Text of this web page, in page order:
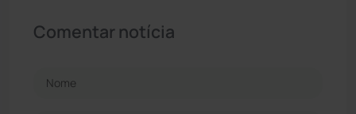
Comentar notícia